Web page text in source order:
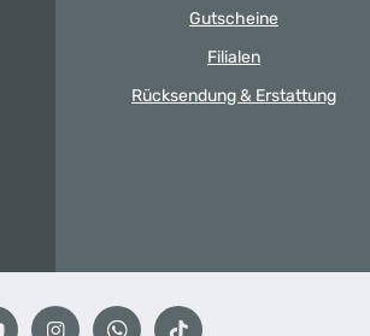
Gutscheine
Filialen
Rücksendung & Erstattung